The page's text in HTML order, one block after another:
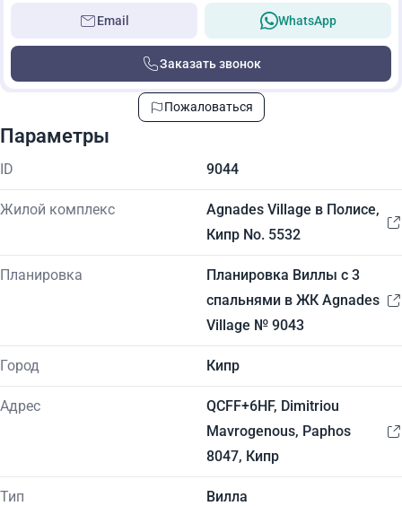
Email WhatsApp
Заказать звонок
Пожаловаться
Параметры
ID 9044
Жилой комплекс
Agnades Village в Полисе,
Кипр No. 5532
Планировка
Планировка Виллы с 3
спальнями в ЖК Agnades
Village № 9043
Город Кипр
Адрес
QCFF+6HF, Dimitriou
Mavrogenous, Paphos
8047, Кипр
Тип Вилла